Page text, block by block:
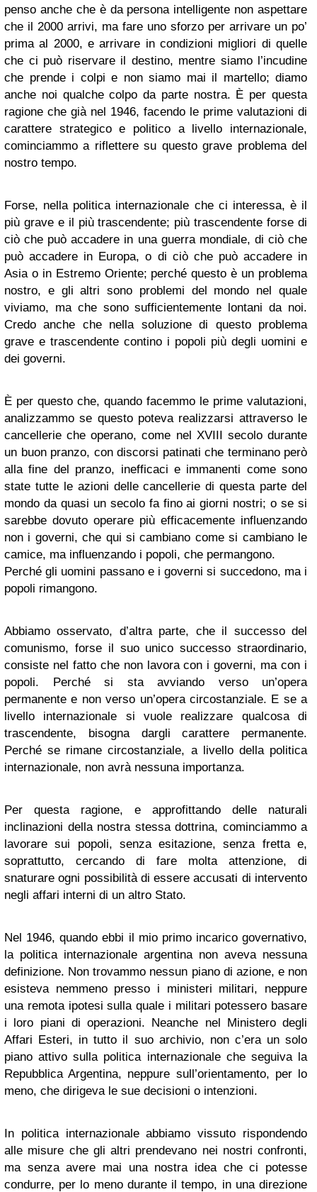
penso anche che è da persona intelligente non aspettare
che il 2000 arrivi, ma fare uno sforzo per arrivare un po’
prima al 2000, e arrivare in condizioni migliori di quelle
che ci può riservare il destino, mentre siamo l’incudine
che prende i colpi e non siamo mai il martello; diamo
anche noi qualche colpo da parte nostra. È per questa
ragione che già nel 1946, facendo le prime valutazioni di
carattere strategico e politico a livello internazionale,
cominciammo a riflettere su questo grave problema del
nostro tempo.
Forse, nella politica internazionale che ci interessa, è il
più grave e il più trascendente; più trascendente forse di
ciò che può accadere in una guerra mondiale, di ciò che
può accadere in Europa, o di ciò che può accadere in
Asia o in Estremo Oriente; perché questo è un problema
nostro, e gli altri sono problemi del mondo nel quale
viviamo, ma che sono sufficientemente lontani da noi.
Credo anche che nella soluzione di questo problema
grave e trascendente contino i popoli più degli uomini e
dei governi.
È per questo che, quando facemmo le prime valutazioni,
analizzammo se questo poteva realizzarsi attraverso le
cancellerie che operano, come nel XVIII secolo durante
un buon pranzo, con discorsi patinati che terminano però
alla fine del pranzo, inefficaci e immanenti come sono
state tutte le azioni delle cancellerie di questa parte del
mondo da quasi un secolo fa fino ai giorni nostri; o se si
sarebbe dovuto operare più efficacemente influenzando
non i governi, che qui si cambiano come si cambiano le
camice, ma influenzando i popoli, che permangono.
Perché gli uomini passano e i governi si succedono, ma i
popoli rimangono.
Abbiamo osservato, d’altra parte, che il successo del
comunismo, forse il suo unico successo straordinario,
consiste nel fatto che non lavora con i governi, ma con i
popoli. Perché si sta avviando verso un’opera
permanente e non verso un’opera circostanziale. E se a
livello internazionale si vuole realizzare qualcosa di
trascendente, bisogna dargli carattere permanente.
Perché se rimane circostanziale, a livello della politica
internazionale, non avrà nessuna importanza.
Per questa ragione, e approfittando delle naturali
inclinazioni della nostra stessa dottrina, cominciammo a
lavorare sui popoli, senza esitazione, senza fretta e,
soprattutto, cercando di fare molta attenzione, di
snaturare ogni possibilità di essere accusati di intervento
negli affari interni di un altro Stato.
Nel 1946, quando ebbi il mio primo incarico governativo,
la politica internazionale argentina non aveva nessuna
definizione. Non trovammo nessun piano di azione, e non
esisteva nemmeno presso i ministeri militari, neppure
una remota ipotesi sulla quale i militari potessero basare
i loro piani di operazioni. Neanche nel Ministero degli
Affari Esteri, in tutto il suo archivio, non c’era un solo
piano attivo sulla politica internazionale che seguiva la
Repubblica Argentina, neppure sull’orientamento, per lo
meno, che dirigeva le sue decisioni o intenzioni.
In politica internazionale abbiamo vissuto rispondendo
alle misure che gli altri prendevano nei nostri confronti,
ma senza avere mai una nostra idea che ci potesse
condurre, per lo meno durante il tempo, in una direzione